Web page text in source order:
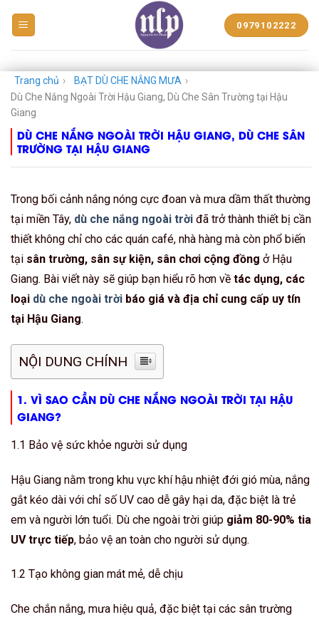
NHỰA
PHÁT
0979102222
Trang chủ › BẠT DÙ CHE NẮNG MƯA ›
Dù Che Nắng Ngoài Trời Hậu Giang, Dù Che Sân Trường tại Hậu
Giang
DÙ CHE NẮNG NGOÀI TRỜI HẬU GIANG, DÙ CHE SÂN
TRƯỜNG TẠI HẬU GIANG
Trong bối cảnh nắng nóng cực đoan và mưa dầm thất thường
tại miền Tây, dù che nắng ngoài trời đã trở thành thiết bị cần
thiết không chỉ cho các quán café, nhà hàng mà còn phổ biến
tại sân trường, sân sự kiện, sân chơi cộng đồng ở Hậu
Giang. Bài viết này sẽ giúp bạn hiểu rõ hơn về tác dụng, các
loại dù che ngoài trời báo giá và địa chỉ cung cấp uy tín
tại Hậu Giang.
NỘI DUNG CHÍNH
1. VÌ SAO CẦN DÙ CHE NẮNG NGOÀI TRỜI TẠI HẬU
GIANG?
1.1 Bảo vệ sức khỏe người sử dụng
Hậu Giang nằm trong khu vực khí hậu nhiệt đới gió mùa, nắng
gắt kéo dài với chỉ số UV cao dễ gây hại da, đặc biệt là trẻ
em và người lớn tuổi. Dù che ngoài trời giúp giảm 80-90% tia
UV trực tiếp, bảo vệ an toàn cho người sử dụng.
1.2 Tạo không gian mát mẻ, dễ chịu
Che chắn nắng, mưa hiệu quả, đặc biệt tại các sân trường